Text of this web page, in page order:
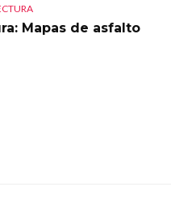
Mapas de asfalto